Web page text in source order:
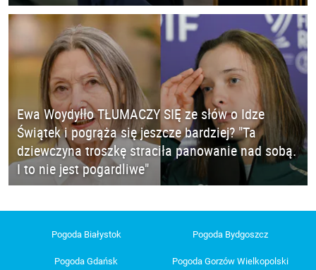
Ewa Woydyłło TŁUMACZY SIĘ ze słów o Idze
Świątek i pogrąża się jeszcze bardziej? "Ta
dziewczyna troszkę straciła panowanie nad sobą.
I to nie jest pogardliwe"
Pogoda Białystok Pogoda Bydgoszcz
Pogoda Gdańsk
Pogoda Gorzów Wielkopolski